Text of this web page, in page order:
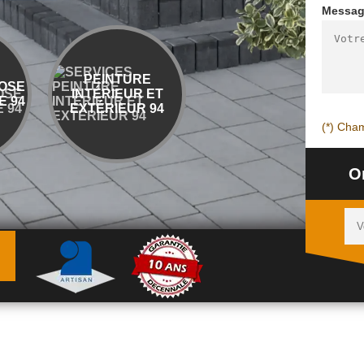
94
PEINTURE
INTÉRIEUR ET
EXTÉRIEUR 94
ENTREPRISE
DÉMOLITION ET
ÉVACUATION 94
(*)